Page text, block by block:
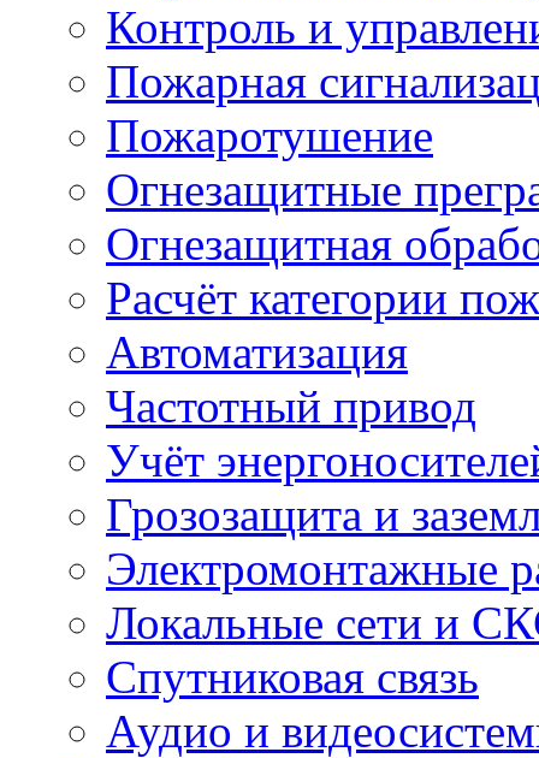
Контроль и
Пожарная
Пожаротушение
Огнезащитные
Огнезащитная
Расчёт категории
Автоматизация
Частотный привод
Учёт
Грозозащита и
Электромонтажные
Локальные сети и
Спутниковая связь
Аудио и